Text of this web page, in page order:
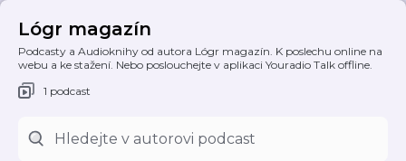
Lógr magazín
Podcasty a Audioknihy od autora Lógr magazín. K poslechu online na
webu a ke stažení. Nebo poslouchejte v aplikaci Youradio Talk offline.
1 podcast